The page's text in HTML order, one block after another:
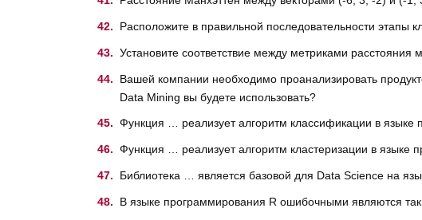
Расположите в правильной последовательности этапы
Установите соответствие между метриками
Вашей компании необходимо проанализировать
Data Mining вы будете использовать?
Функция … реализует алгоритм классификации в языке
Функция … реализует алгоритм кластеризации в языке
Библиотека … является базовой для Data Science на
В языке программирования R ошибочными являются